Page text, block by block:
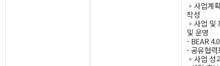
◦사업계
작성
◦사업 및
및 운영
- BEAR
- 공유협
◦사업 성